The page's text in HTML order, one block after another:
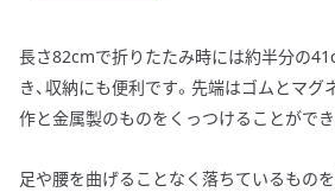
長さ82cmで折りたたみ時には約半分の
き、収納にも便利です。先端はゴムとマグ
作と金属製のものをくっつけることができ
足や腰を曲げることなく落ちているもの